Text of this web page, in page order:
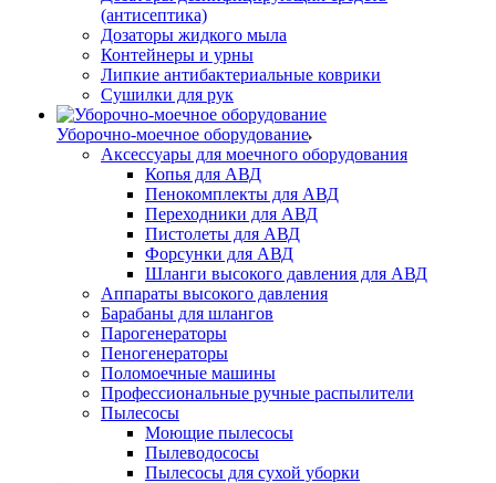
(антисептика)
Дозаторы жидкого мыла
Контейнеры и урны
Липкие антибактериальные коврики
Сушилки для рук
Уборочно-моечное оборудование
Аксессуары для моечного оборудования
Копья для АВД
Пенокомплекты для АВД
Переходники для АВД
Пистолеты для АВД
Форсунки для АВД
Шланги высокого давления для АВД
Аппараты высокого давления
Барабаны для шлангов
Парогенераторы
Пеногенераторы
Поломоечные машины
Профессиональные ручные распылители
Пылесосы
Моющие пылесосы
Пылеводососы
Пылесосы для сухой уборки